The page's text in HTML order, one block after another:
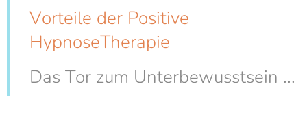
Vorteile der Positive
HypnoseTherapie
Das Tor zum Unterbewusstsein ...